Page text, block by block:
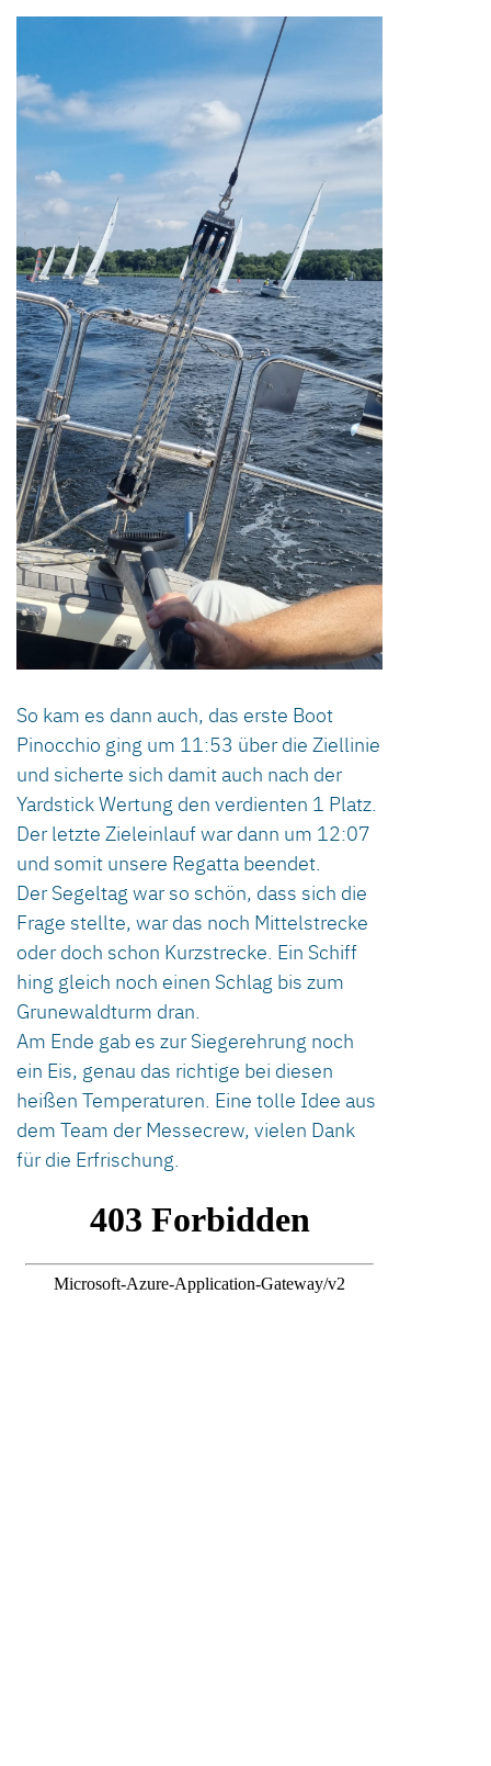
So kam es dann auch, das erste Boot
Pinocchio ging um 11:53 über die Ziellinie
und sicherte sich damit auch nach der
Yardstick Wertung den verdienten 1 Platz.
Der letzte Zieleinlauf war dann um 12:07
und somit unsere Regatta beendet.
Der Segeltag war so schön, dass sich die
Frage stellte, war das noch Mittelstrecke
oder doch schon Kurzstrecke. Ein Schiff
hing gleich noch einen Schlag bis zum
Grunewaldturm dran.
Am Ende gab es zur Siegerehrung noch
ein Eis, genau das richtige bei diesen
heißen Temperaturen. Eine tolle Idee aus
dem Team der Messecrew, vielen Dank
für die Erfrischung.